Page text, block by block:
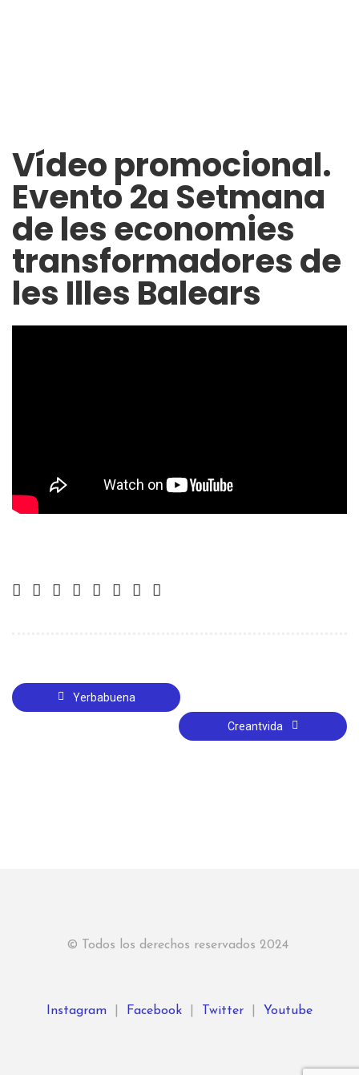
Vídeo promocional.
Evento 2a Setmana
de les economies
transformadores de
les Illes Balears
Yerbabuena
Creantvida
© Todos los derechos reservados 2024
Instagram Facebook Twitter Youtube